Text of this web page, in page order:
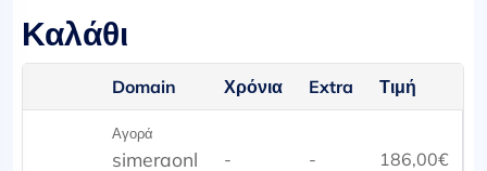
Καλάθι
Domain Χρόνια Extra Τιμή
Αγορά
simeraonl
- - 186,00€